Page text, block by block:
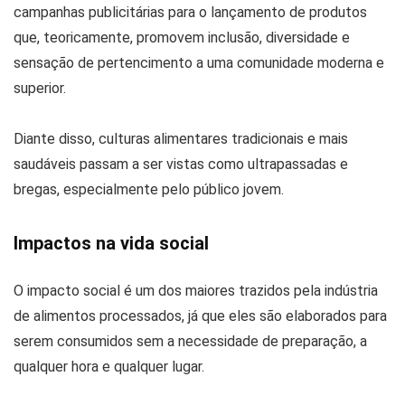
campanhas publicitárias para o lançamento de produtos
que, teoricamente, promovem inclusão, diversidade e
sensação de pertencimento a uma comunidade moderna e
superior.
Diante disso, culturas alimentares tradicionais e mais
saudáveis passam a ser vistas como ultrapassadas e
bregas, especialmente pelo público jovem.
Impactos na vida social
O impacto social é um dos maiores trazidos pela indústria
de alimentos processados, já que eles são elaborados para
serem consumidos sem a necessidade de preparação, a
qualquer hora e qualquer lugar.